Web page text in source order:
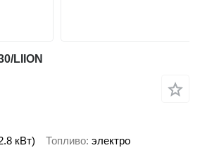
LIION
кВт) Топливо электро